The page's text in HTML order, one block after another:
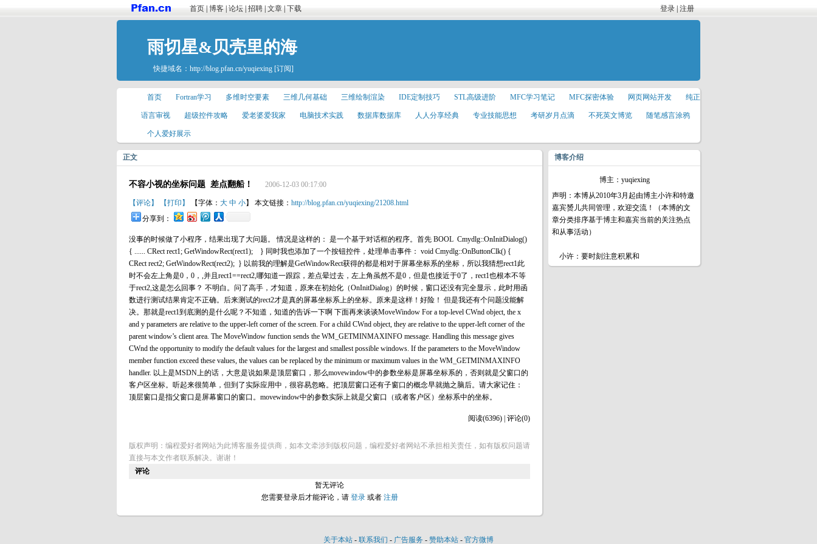
登录 注册
首页 博客 论坛 招聘 文章 下载
雨切星&贝壳里的海
快捷域名： http://blog.pfan.cn/yuqiexing [订阅]
首页 Fortran学习 多维时空要素 三维几何基础 三维绘制渲染 IDE定制技巧 STL高级进阶 MFC学习笔记 MFC探密体验 网页网站开发 纯正
语言审视 超级控件攻略 爱老婆爱我家 电脑技术实践 数据库数据库 人人分享经典 专业技能思想 考研岁月点滴 不死英文博览 随笔感言涂鸦
个人爱好展示
博客介绍
博主：yuqiexing
声明：本博从2010年3月起由博主小许和特邀
嘉宾赟儿共同管理，欢迎交流！（本博的文
章分类排序基于博主和嘉宾当前的关注热点
和从事活动）
小许：要时刻注意积累和
正文
不容小视的坐标问题 差点翻船！ 2006-12-03 00:17:00
【评论】 【打印】 【字体： 大 中 小】 本文链接： http://blog.pfan.cn/yuqiexing/21208.html
分享到：
没事的时候做了小程序，结果出现了大问题。 情况是这样的： 是一个基于对话框的程序。首先 BOOL Cmydlg::OnInitDialog()
{ ...... CRect rect1; GetWindowRect(rect1); } 同时我也添加了一个按钮控件，处理单击事件： void Cmydlg::OnButtonClk() {
CRect rect2; GetWindowRect(rect2); } 以前我的理解是GetWindowRect获得的都是相对于屏幕坐标系的坐标，所以我猜想rect1此
时不会左上角是0，0，,并且rect1==rect2,哪知道一跟踪，差点晕过去，左上角虽然不是0，但是也接近于0了，rect1也根本不等
于rect2,这是怎么回事？ 不明白。问了高手，才知道，原来在初始化（OnInitDialog）的时候，窗口还没有完全显示，此时用函
数进行测试结果肯定不正确。后来测试的rect2才是真的屏幕坐标系上的坐标。原来是这样！好险！ 但是我还有个问题没能解
决。那就是rect1到底测的是什么呢？不知道，知道的告诉一下啊 下面再来谈谈MoveWindow For a top-level CWnd object, the x
and y parameters are relative to the upper-left corner of the screen. For a child CWnd object, they are relative to the upper-left corner of the
parent window’s client area. The MoveWindow function sends the WM_GETMINMAXINFO message. Handling this message gives
CWnd the opportunity to modify the default values for the largest and smallest possible windows. If the parameters to the MoveWindow
member function exceed these values, the values can be replaced by the minimum or maximum values in the WM_GETMINMAXINFO
handler. 以上是MSDN上的话，大意是说如果是顶层窗口，那么movewindow中的参数坐标是屏幕坐标系的，否则就是父窗口的
客户区坐标。听起来很简单，但到了实际应用中，很容易忽略。把顶层窗口还有子窗口的概念早就抛之脑后。请大家记住：
顶层窗口是指父窗口是屏幕窗口的窗口。movewindow中的参数实际上就是父窗口（或者客户区）坐标系中的坐标。
阅读(6396) | 评论(0)
版权声明：编程爱好者网站为此博客服务提供商，如本文牵涉到版权问题，编程爱好者网站不承担相关责任，如有版权问题请
直接与本文作者联系解决。谢谢！
评论
暂无评论
您需要登录后才能评论，请 登录或者 注册
关于本站 - 联系我们 - 广告服务 - 赞助本站 - 官方微博